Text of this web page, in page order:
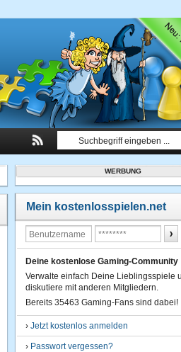
WERBUNG
Mein kostenlosspielen.net
Deine kostenlose Gaming-Community
Verwalte einfach Deine Lieblingsspiele
diskutiere mit anderen Mitgliedern.
Bereits 35463 Gaming-Fans sind dabei!
› Jetzt kostenlos anmelden
› Passwort vergessen?